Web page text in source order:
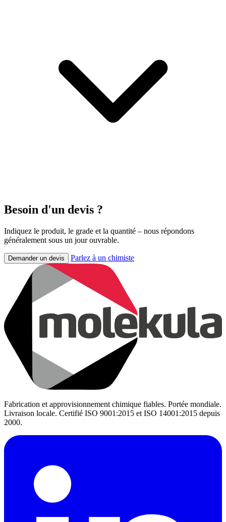
Besoin d'un devis ?
Indiquez le produit, le grade et la quantité – nous répondons
généralement sous un jour ouvrable.
Demander un devis Parlez à un chimiste
Fabrication et approvisionnement chimique fiables. Portée mondiale.
Livraison locale. Certifié ISO 9001:2015 et ISO 14001:2015 depuis
2000.